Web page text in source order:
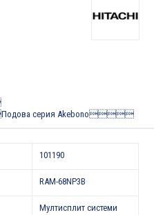
101190
RAM-68NP3B
Мултисплит системи
серия Akebono